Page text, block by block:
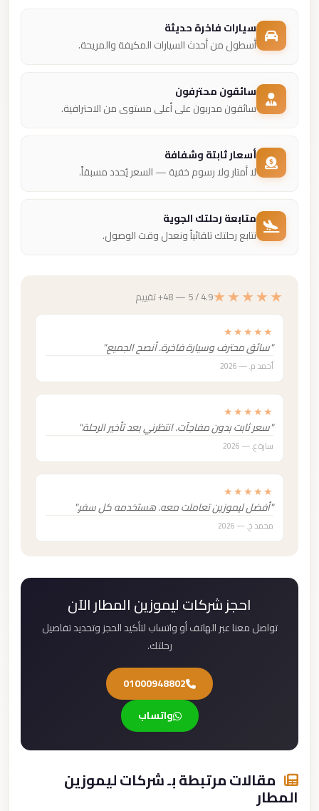
سيارات فاخرة حديثة
أسطول من أحدث السيارات المكيفة والمريحة.
سائقون محترفون
سائقون مدربون على أعلى مستوى من الاحترافية.
أسعار ثابتة وشفافة
لا أمتار ولا رسوم خفية — السعر يُحدد مسبقاً.
متابعة رحلتك الجوية
نتابع رحلتك تلقائياً ونعدل وقت الوصول.
★★★★★4.9 / 5 — 48+ تقييم
★★★★★
"سائق محترف وسيارة فاخرة. أنصح الجميع."
أحمد م. — 2026
★★★★★
"سعر ثابت بدون مفاجآت. انتظرني بعد تأخير الرحلة."
سارة ع. — 2026
★★★★★
"أفضل ليموزين تعاملت معه. هستخدمه كل سفر."
محمد خ. — 2026
احجز شركات ليموزين المطار الآن
تواصل معنا عبر الهاتف أو واتساب لتأكيد الحجز وتحديد تفاصيل
رحلتك.
01000948802
واتساب
مقالات مرتبطة بـ شركات ليموزين
المطار